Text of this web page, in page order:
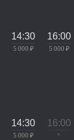
14:30
5 000 ₽
16:00
5 000 ₽
14:30
5 000 ₽
16:00
×